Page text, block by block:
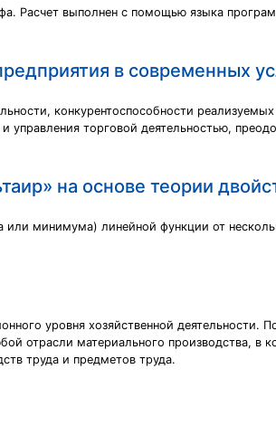
Расчет выполнен с помощью языка
в современных
конкурентоспособности
управления торговой деятельностью,
на основе теории
минимума) линейной функции от
уровня хозяйственной деятельности.
отрасли материального производства, в
труда и предметов труда.